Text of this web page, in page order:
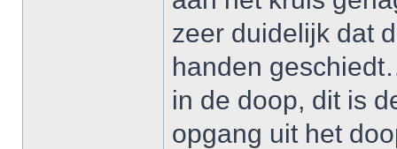
zeer duidelijk dat
handen
in de doop, dit is
opgang uit het